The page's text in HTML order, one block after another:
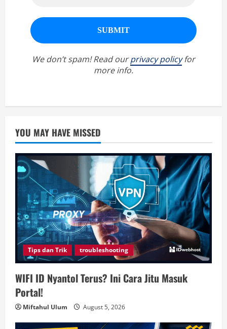
We don’t spam! Read ourprivacy policyfor
more info.
YOU MAY HAVE MISSED
Tips dan Trik troubleshooting
WIFI ID Nyantol Terus? Ini Cara Jitu Masuk
Portal!
Miftahul Ulum August 5, 2026